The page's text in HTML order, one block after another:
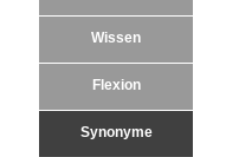
Wissen
Flexion
Synonyme